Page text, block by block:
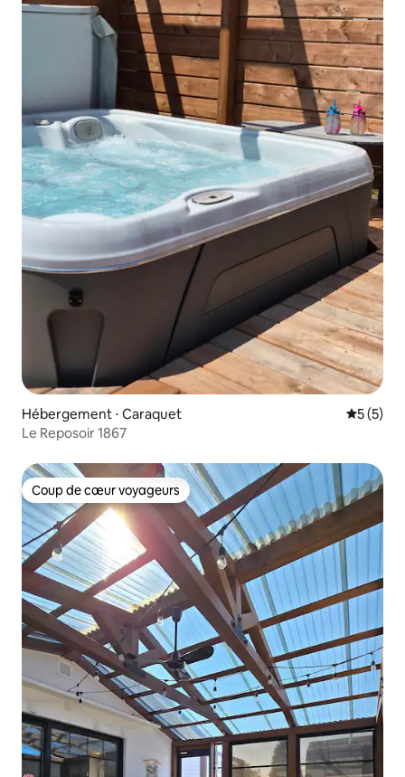
Hébergement ⋅ Caraquet
5 (5)
Le Reposoir 1867
Coup de cœur voyageurs
Coup de cœur voyageurs